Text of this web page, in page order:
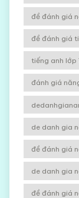
đề đánh giá
đề đánh giá
tiếng anh lớp
đánh giá
de danh gia
đề đánh giá
de danh gia
đề đánh giá